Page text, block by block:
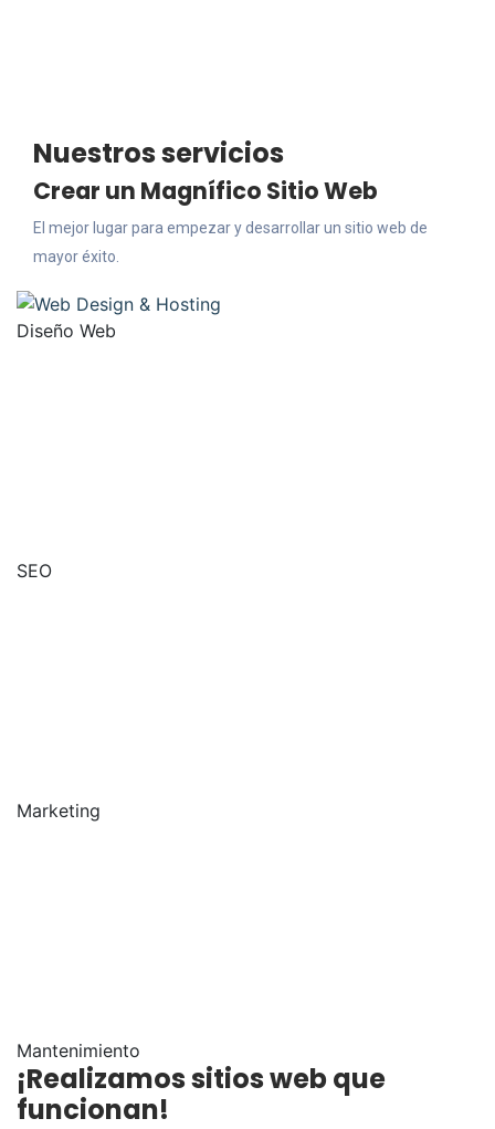
Nuestros servicios
Crear un Magnífico Sitio Web
El mejor lugar para empezar y desarrollar un sitio web de
mayor éxito.
Diseño Web
SEO
Marketing
Mantenimiento
¡Realizamos sitios web que
funcionan!